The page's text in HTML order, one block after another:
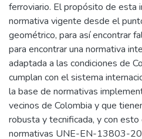
ferroviario. El propósito de esta
normativa vigente desde el
geométrico, para así encontrar
para encontrar una normativa
adaptada a las condiciones de
cumplan con el sistema
la base de normativas
vecinos de Colombia y que
robusta y tecnificada, y con
normativas UNE-EN-13803-